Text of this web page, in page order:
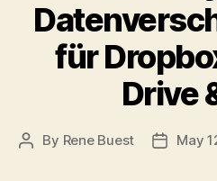
für
Drive
Post
By Rene Buest
PostMay